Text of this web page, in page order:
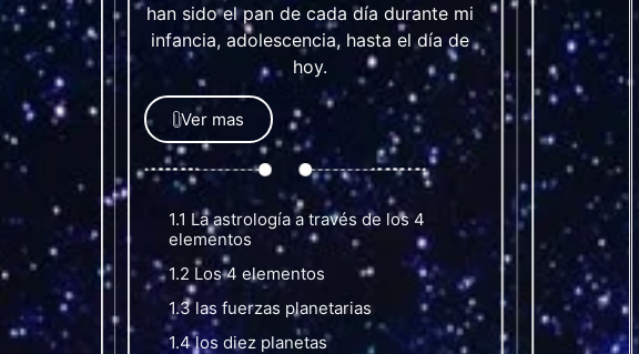
han sido el pan de cada día durante mi
infancia, adolescencia, hasta el día de
hoy.
Ver mas
1.1 La astrología a través de los 4
elementos
1.2 Los 4 elementos
1.3 las fuerzas planetarias
1.4 los diez planetas